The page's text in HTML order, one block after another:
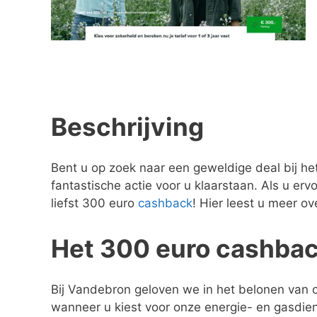
Beschrijving
Bent u op zoek naar een geweldige deal bij
fantastische actie voor u klaarstaan. Als u
liefst 300 euro cashback! Hier leest u meer
Het 300 euro
Bij Vandebron geloven we in het belonen
wanneer u kiest voor onze energie- en